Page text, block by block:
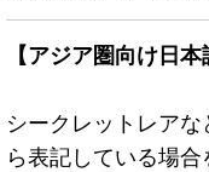
【アジア圏向け日
シークレットレア
ら表記している場